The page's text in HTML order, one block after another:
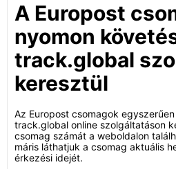
A Europost
nyomon
track.global
keresztül
Az Europost csomagok
track.global online szolgáltatáson
csomag számát a weboldalon
máris láthatjuk a csomag aktuális
érkezési idejét.